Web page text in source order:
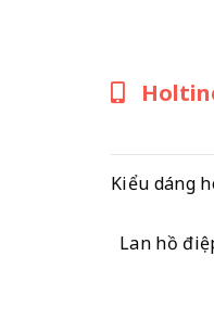
Kiểu dáng
Lan hồ